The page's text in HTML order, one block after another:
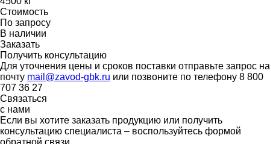
Стоимость
По запросу
В наличии
Заказать
Получить консультацию
Для уточнения цены и сроков поставки отправьте запрос на
почту mail@zavod-gbk.ru или позвоните по телефону 8 800
707 36 27
Связаться
с нами
Если вы хотите заказать продукцию или получить
консультацию специалиста – воспользуйтесь формой
обратной связи.